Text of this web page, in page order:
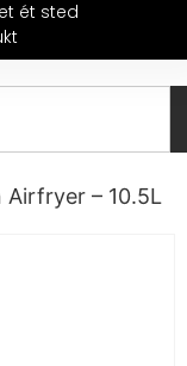
ét sted
Airfryer – 10.5L